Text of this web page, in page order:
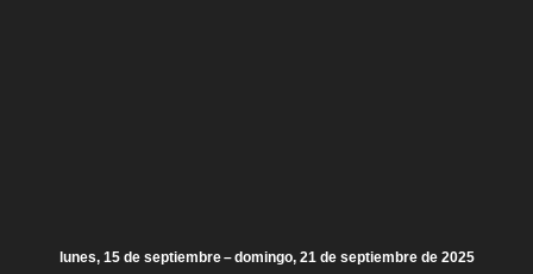
lunes, 15 de septiembre – domingo, 21 de septiembre de 2025